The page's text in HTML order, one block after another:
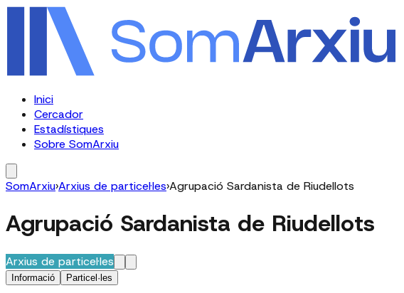
Inici
Cercador
Estadístiques
Sobre SomArxiu
SomArxiu›Arxius de particel·les›Agrupació Sardanista de Riudellots
Agrupació Sardanista de Riudellots
Arxius de particel·les
Informació Particel·les